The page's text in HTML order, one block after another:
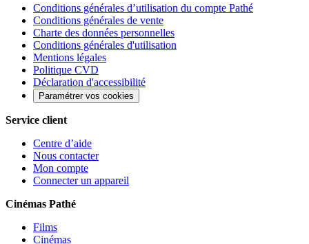
Conditions générales d’utilisation du compte Pathé
Conditions générales de vente
Charte des données personnelles
Conditions générales d'utilisation
Mentions légales
Politique CVD
Déclaration d'accessibilité
Paramétrer vos cookies
Service client
Centre d’aide
Nous contacter
Mon compte
Connecter un appareil
Cinémas Pathé
Films
Cinémas